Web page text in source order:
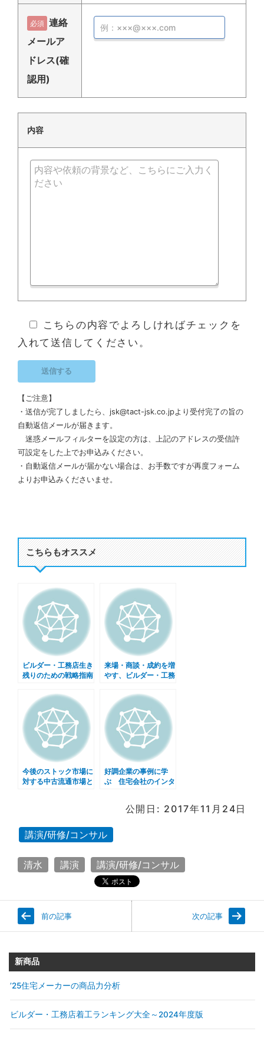
必須 連絡
メールア
ドレス(確
認用)
内容
こちらの内容でよろしければチェックを
入れて送信してください。
【ご注意】
・送信が完了しましたら、jsk@tact-jsk.co.jpより受付完了の旨の
自動返信メールが届きます。
迷惑メールフィルターを設定の方は、上記のアドレスの受信許
可設定をした上でお申込みください。
・自動返信メールが届かない場合は、お手数ですが再度フォーム
よりお申込みくださいませ。
こちらもオススメ
ビルダー・工務店生き
残りのための戦略指南
来場・商談・成約を増
やす、ビルダー・工務
今後のストック市場に
対する中古流通市場と
好調企業の事例に学
ぶ 住宅会社のインタ
公開日: 2017年11月24日
講演/研修/コンサル
清水 講演 講演/研修/コンサル
前の記事 次の記事
新商品
’25住宅メーカーの商品力分析
ビルダー・工務店着工ランキング大全～2024年度版